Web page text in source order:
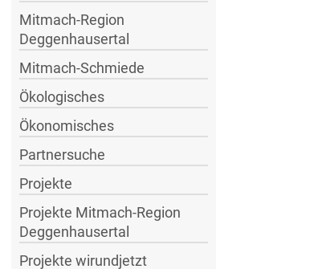
Kinderprojekt
„Die
Mitmach-Region
Deggenhausertal
Mitmach-Schmiede
Ökologisches
Ökonomisches
Partnersuche
Projekte
Projekte Mitmach-Region
Deggenhausertal
Projekte wirundjetzt